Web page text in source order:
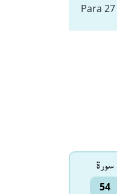
Para 27
سورۃ
54